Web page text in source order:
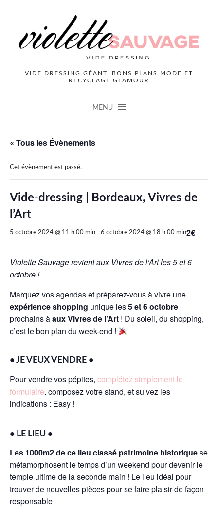
VIDE DRESSING GÉANT, BONS PLANS MODE ET
RECYCLAGE GLAMOUR
MENU
« Tous les Évènements
Cet évènement est passé.
Vide-dressing | Bordeaux, Vivres de
l’Art
5 octobre 2024 @ 11 h 00 min - 6 octobre 2024 @ 18 h 00 min2€
Violette Sauvage revient aux Vivres de l’Art les 5 et 6
octobre !
Marquez vos agendas et préparez-vous à vivre une
expérience shopping unique les5 et 6 octobre
prochains àaux Vivres de l’Art ! Du soleil, du shopping,
c’est le bon plan du week-end !
• JE VEUX VENDRE •
Pour vendre vos pépites, complétez simplement le
formulaire, composez votre stand, et suivez les
indications : Easy !
• LE LIEU •
Les 1000m2 de ce lieu classé patrimoine historiquese
métamorphosent le temps d’un weekend pour devenir le
temple ultime de la seconde main ! Le lieu idéal pour
trouver de nouvelles pièces pour se faire plaisir de façon
responsable